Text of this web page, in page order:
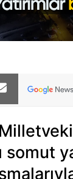
somut